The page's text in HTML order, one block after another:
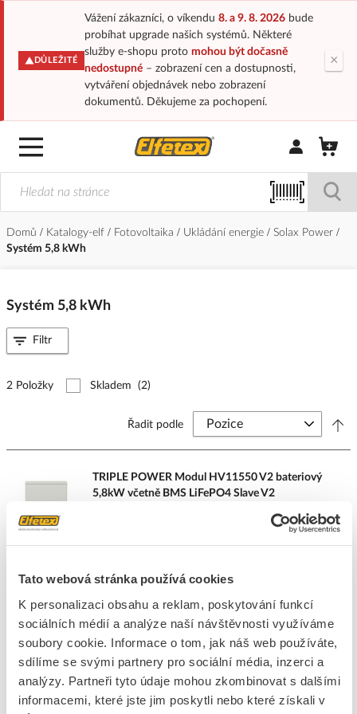
Tato webová stránka používá cookies
K personalizaci obsahu a reklam, poskytování funkcí
sociálních médií a analýze naší návštěvnosti využíváme
soubory cookie. Informace o tom, jak náš web používáte,
sdílíme se svými partnery pro sociální média, inzerci a
analýzy. Partneři tyto údaje mohou zkombinovat s dalšími
informacemi, které jste jim poskytli nebo které získali v
DŮLEŽITÉ
Vážení zákazníci, o víkendu 8. a 9. 8. 2026bude
probíhat upgrade našich systémů. Některé
služby e-shopu proto mohou být dočasně
nedostupné– zobrazení cen a dostupnosti,
vytváření objednávek nebo zobrazení
dokumentů. Děkujeme za pochopení.
×
Přihlásit/
Domů Katalogy-elf Fotovoltaika Ukládání energie
Solax Power
Systém 5,8 kWh
Systém 5,8 kWh
2 Položky Skladem (2)
Řadit podle
TRIPLE POWER Modul HV11550 V2 bateriový
5,8kW včetně BMS LiFePO4 Slave V2
Značka
TRIPLE POWER
ks do košíku
Přidat k porovnání
Filtr